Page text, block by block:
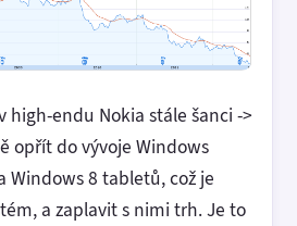
high-endu Nokia stále šanci ->
opřít do vývoje Windows
Windows 8 tabletů, což je
a zaplavit s nimi trh. Je to